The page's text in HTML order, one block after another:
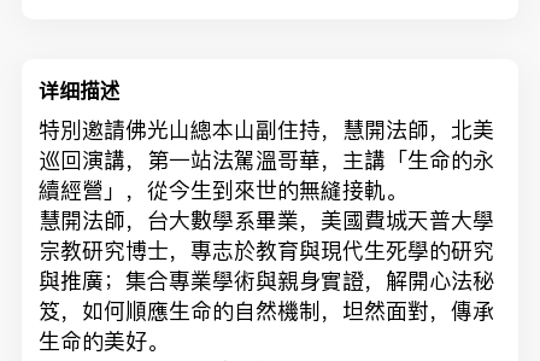
详细描述
特別邀請佛光山總本山副住持，慧開法師，北美
巡回演講，第一站法駕溫哥華，主講「生命的永
續經營」，從今生到來世的無縫接軌。
慧開法師，台大數學系畢業，美國費城天普大學
宗教研究博士，專志於教育與現代生死學的研究
與推廣；集合專業學術與親身實證，解開心法秘
笈，如何順應生命的自然機制，坦然面對，傳承
生命的美好。